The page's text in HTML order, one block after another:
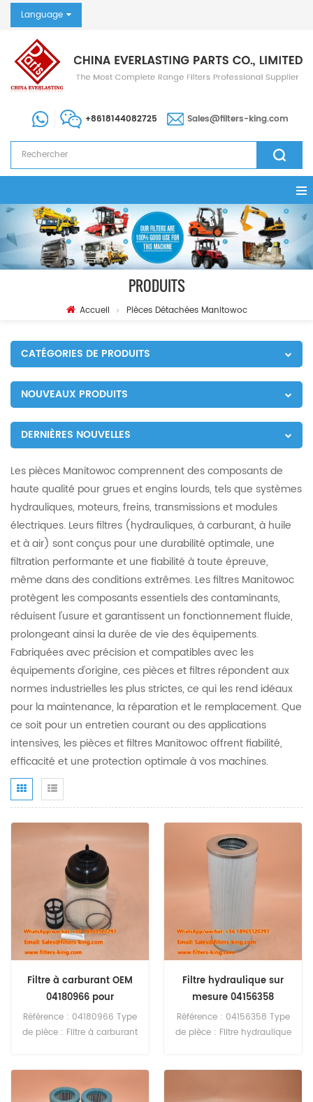
Language
+8618144082725 Sales@filters-king.com
PRODUITS
Accueil Pièces Détachées Manitowoc
CATÉGORIES DE PRODUITS
NOUVEAUX PRODUITS
DERNIÈRES NOUVELLES
Les pièces Manitowoc comprennent des composants de
haute qualité pour grues et engins lourds, tels que systèmes
hydrauliques, moteurs, freins, transmissions et modules
électriques. Leurs filtres (hydrauliques, à carburant, à huile
et à air) sont conçus pour une durabilité optimale, une
filtration performante et une fiabilité à toute épreuve,
même dans des conditions extrêmes. Les filtres Manitowoc
protègent les composants essentiels des contaminants,
réduisent l'usure et garantissent un fonctionnement fluide,
prolongeant ainsi la durée de vie des équipements.
Fabriquées avec précision et compatibles avec les
équipements d'origine, ces pièces et filtres répondent aux
normes industrielles les plus strictes, ce qui les rend idéaux
pour la maintenance, la réparation et le remplacement. Que
ce soit pour un entretien courant ou des applications
intensives, les pièces et filtres Manitowoc offrent fiabilité,
efficacité et une protection optimale à vos machines.
Filtre à carburant OEM
04180966 pour
équipements lourds
Référence : 04180966 Type
de pièce : Filtre à carburant
60 pièces Filtre à carburant
Filtre hydraulique sur
mesure 04156358
4156358
Référence : 04156358 Type
de pièce : Filtre hydraulique
60 pièces